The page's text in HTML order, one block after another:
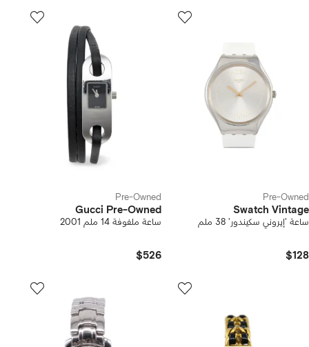
Pre-Owned
Swatch Vintage
ساعة 'إيروني سكيندور' 38 ملم
$128
Pre-Owned
Gucci Pre-Owned
ساعة ملفوفة 14 ملم 2001
$526